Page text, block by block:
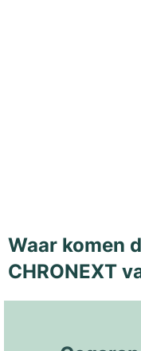
Waar komen
CHRONEXT